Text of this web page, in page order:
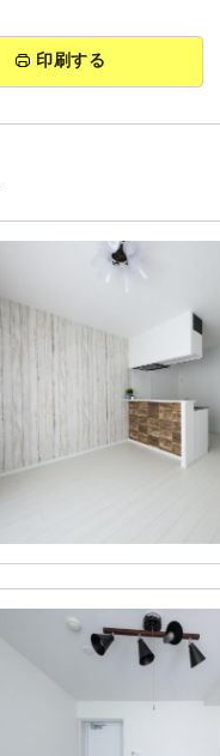
印刷する